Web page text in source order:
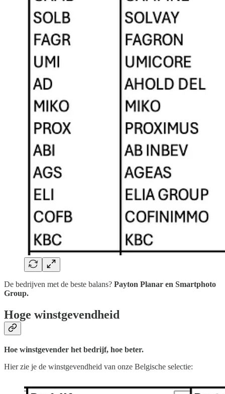
De bedrijven met de beste balans? Payton Planar en Smartphoto
Group.
Hoge winstgevendheid
Hoe winstgevender het bedrijf, hoe beter.
Hier zie je de winstgevendheid van onze Belgische selectie: